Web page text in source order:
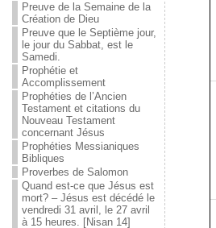
Preuve de la Semaine de la
Création de Dieu
Preuve que le Septième jour,
le jour du Sabbat, est le
Samedi.
Prophétie et
Accomplissement
Prophéties de l’Ancien
Testament et citations du
Nouveau Testament
concernant Jésus
Prophéties Messianiques
Bibliques
Proverbes de Salomon
Quand est-ce que Jésus est
mort? – Jésus est décédé le
vendredi 31 avril, le 27 avril
à 15 heures. [Nisan 14]